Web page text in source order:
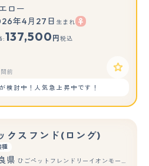
ロー
年4月27日 生まれ
:137,500 円 税込
前
が検討中！人気急上昇中です！
クスフンド(ロング)
種
県 ひごペットフレンドリーイオンモール橿原ウエスト・ビレッジ店